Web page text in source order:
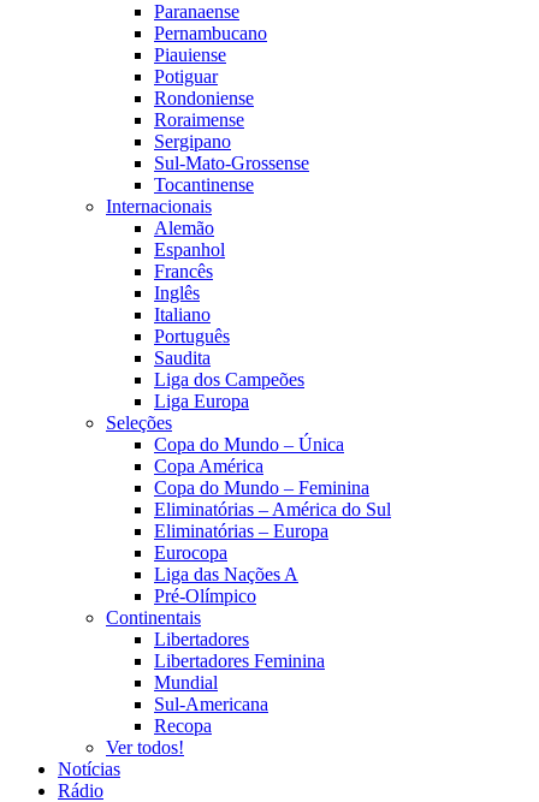
Paranaense
Pernambucano
Piauiense
Potiguar
Rondoniense
Roraimense
Sergipano
Sul-Mato-Grossense
Tocantinense
Internacionais
Alemão
Espanhol
Francês
Inglês
Italiano
Português
Saudita
Liga dos Campeões
Liga Europa
Seleções
Copa do Mundo – Única
Copa América
Copa do Mundo – Feminina
Eliminatórias – América do Sul
Eliminatórias – Europa
Eurocopa
Liga das Nações A
Pré-Olímpico
Continentais
Libertadores
Libertadores Feminina
Mundial
Sul-Americana
Recopa
Ver todos!
Notícias
Rádio